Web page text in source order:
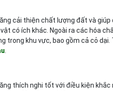
cải thiện chất lượng đất và
có ích khác. Ngoài ra các hóa
trong khu vực, bao gồm cả cỏ dại.
thích nghi tốt với điều kiện